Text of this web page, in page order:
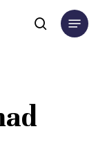
search
Menu